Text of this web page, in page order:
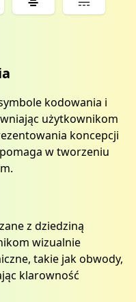
kodowania i
użytkownikom
koncepcji
w tworzeniu
z dziedziną
wizualnie
takie jak obwody,
klarowność